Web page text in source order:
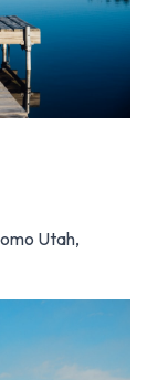
Utah,